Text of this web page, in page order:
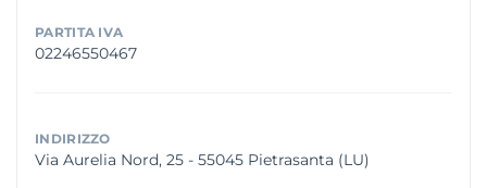
PARTITA IVA
02246550467
INDIRIZZO
Via Aurelia Nord, 25 - 55045 Pietrasanta (LU)